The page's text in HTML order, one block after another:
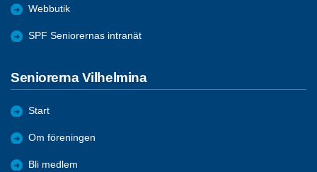
Webbutik
SPF Seniorernas intranät
Seniorerna Vilhelmina
Start
Om föreningen
Bli medlem